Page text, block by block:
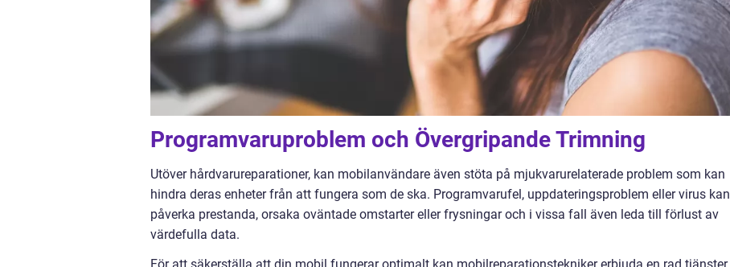
Programvaruproblem och Övergripande Trimning
Utöver hårdvarureparationer, kan mobilanvändare även stöta på mjukvarurelaterade problem som kan
hindra deras enheter från att fungera som de ska. Programvarufel, uppdateringsproblem eller virus kan
påverka prestanda, orsaka oväntade omstarter eller frysningar och i vissa fall även leda till förlust av
värdefulla data.